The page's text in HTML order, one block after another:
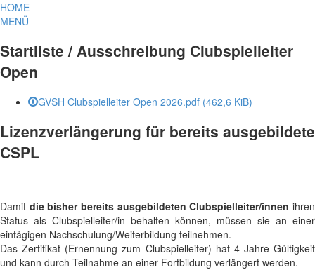
HOME
MENÜ
Startliste / Ausschreibung Clubspielleiter
Open
GVSH Clubspielleiter Open 2026.pdf (462,6 KiB)
Lizenzverlängerung für bereits ausgebildete
CSPL
Damit die bisher bereits ausgebildeten Clubspielleiter/innen ihren
Status als Clubspielleiter/in behalten können, müssen sie an einer
eintägigen Nachschulung/Weiterbildung teilnehmen.
Das Zertifikat (Ernennung zum Clubspielleiter) hat 4 Jahre Gültigkeit
und kann durch Teilnahme an einer Fortbildung verlängert werden.